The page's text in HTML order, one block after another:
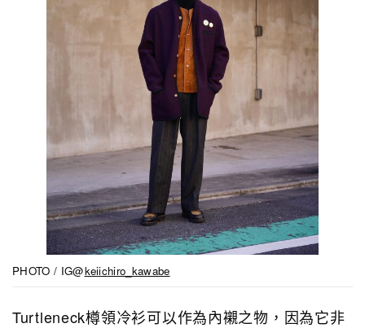
PHOTO / IG@keiichiro_kawabe
Turtleneck樽領冷衫可以作為內襯之物，因為它非